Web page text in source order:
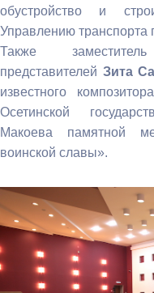
обустройство и
Управлению транспорта
Также
представителей Зита
известного
Осетинской
Макоева памятной
воинской славы».